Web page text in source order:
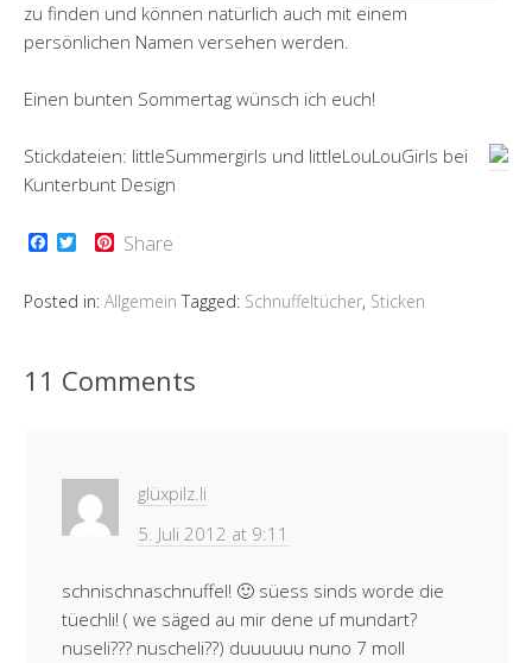
zu finden und können natürlich auch mit einem
persönlichen Namen versehen werden.
Einen bunten Sommertag wünsch ich euch!
Stickdateien: littleSummergirls und littleLouLouGirls bei
Kunterbunt Design
F
e
k
t
P
t
e
s
t
Share
Posted in: Allgemein Tagged: Schnuffeltücher, Sticken
11 Comments
glüxpilz.li
5. Juli 2012 at 9:11
schnischnaschnuffel! 🙂 süess sinds worde die
tüechli! ( we säged au mir dene uf mundart?
nuseli??? nuscheli??) duuuuuu nuno 7 moll